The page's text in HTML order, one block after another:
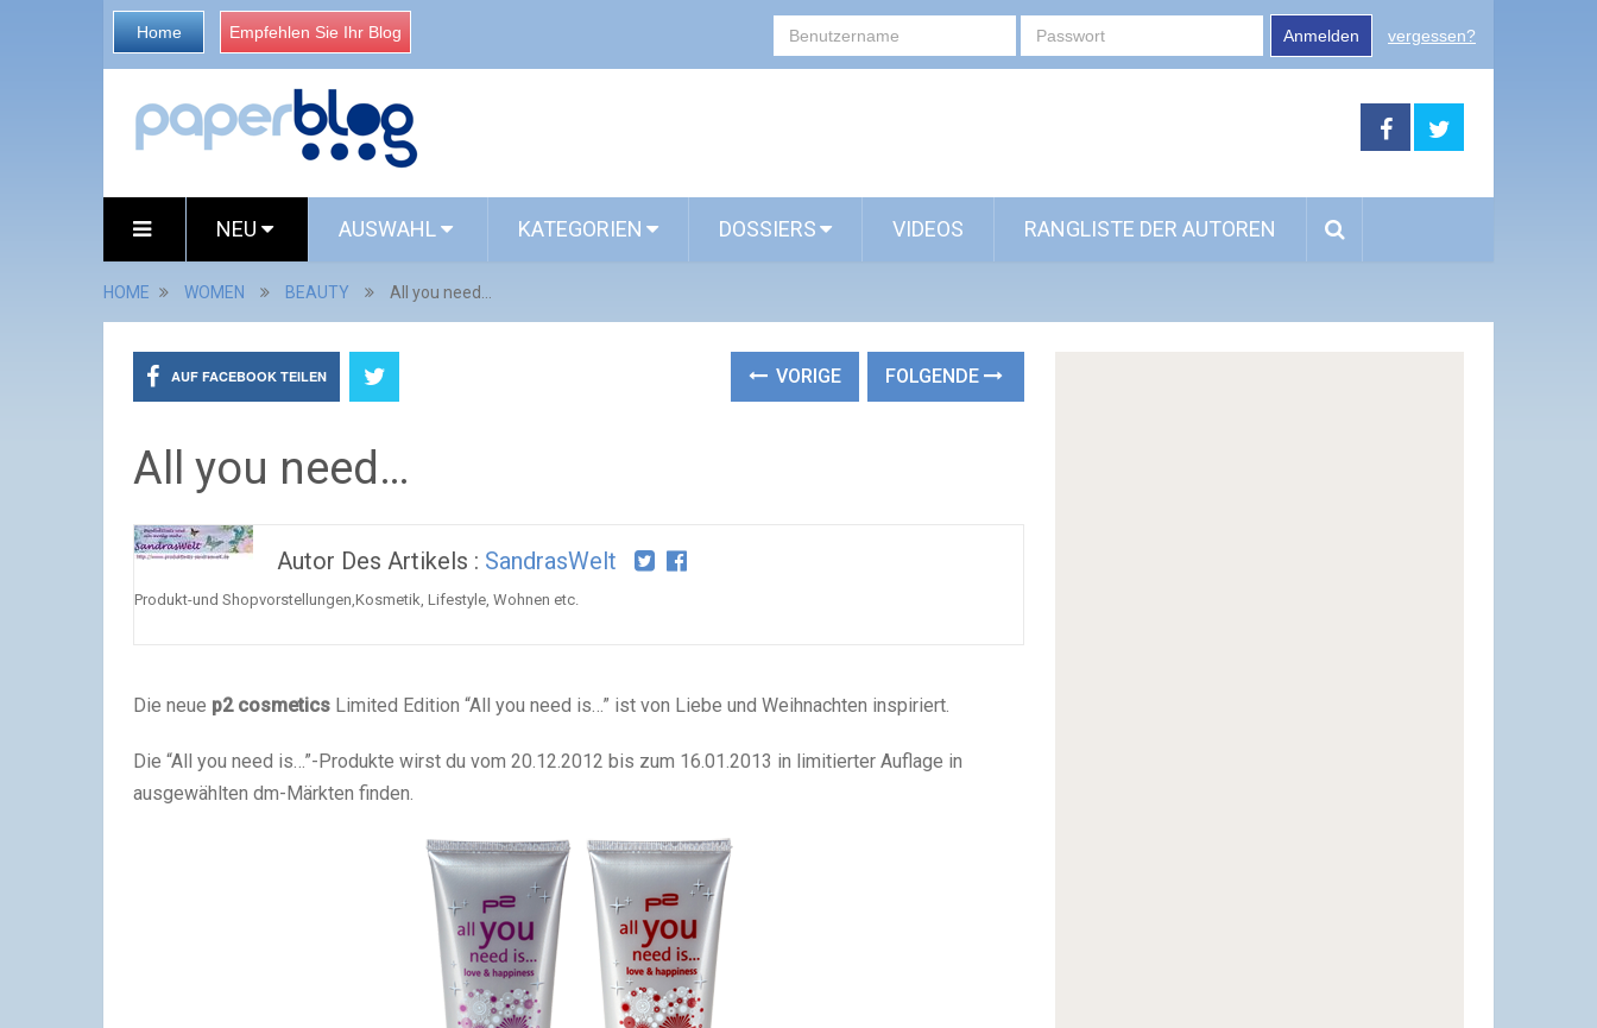
Home Empfehlen Sie Ihr Blog Anmelden vergessen?
NEU AUSWAHL KATEGORIEN DOSSIERS VIDEOS RANGLISTE DER AUTOREN
HOME WOMEN BEAUTY All you need…
AUF FACEBOOK TEILEN VORIGE FOLGENDE
All you need…
Autor Des Artikels : SandrasWelt
Produkt-und Shopvorstellungen,Kosmetik, Lifestyle, Wohnen etc.
Die neue p2 cosmetics Limited Edition “All you need is…” ist von Liebe und Weihnachten inspiriert.
Die “All you need is…”-Produkte wirst du vom 20.12.2012 bis zum 16.01.2013 in limitierter Auflage in
ausgewählten dm-Märkten finden.